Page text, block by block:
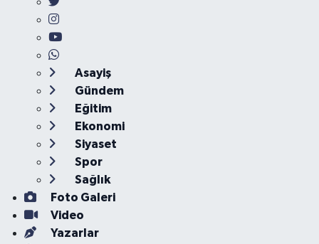
Asayiş
Gündem
Eğitim
Ekonomi
Siyaset
Spor
Sağlık
Foto Galeri
Video
Yazarlar